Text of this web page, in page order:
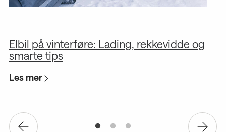
Elbil på vinterføre: Lading, rekkevidde og
smarte tips
Les mer